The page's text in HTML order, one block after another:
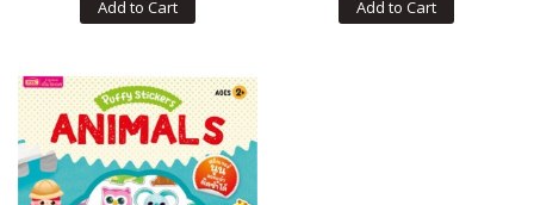
Add to Cart Add to Cart